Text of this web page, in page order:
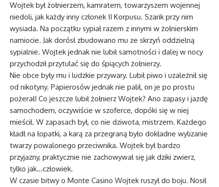
Wojtek był żołnierzem, kamratem, towarzyszem wojennej
niedoli, jak każdy inny członek II Korpusu. Szarik przy nim
wysiada. Na początku sypiał razem z innymi w żołnierskim
namiocie. Jak dorósł zbudowano mu ze skrzyń oddzielną
sypialnie. Wojtek jednak nie lubił samotności i dalej w nocy
przychodził przytulać się do śpiących żołnierzy.
Nie obce były mu i ludzkie przywary. Lubił piwo i uzależnił się
od nikotyny. Papierosów jednak nie palił, on je po prostu
pożerał! Co jeszcze lubił żołnierz Wojtek? Ano zapasy i jazdę
samochodem, oczywiście w szoferce, dopóki się w niej
mieścił. W zapasach był, co nie dziwota, mistrzem. Każdego
kładł na łopatki, a karą za przegraną było dokładne wylizanie
twarzy powalonego przeciwnika. Wojtek był bardzo
przyjazny, praktycznie nie zachowywał się jak dziki zwierz,
tylko jak…człowiek.
W czasie bitwy o Monte Casino Wojtek ruszył do boju. Nosił